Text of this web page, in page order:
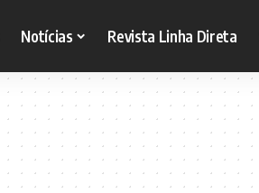
Notícias Revista Linha Direta